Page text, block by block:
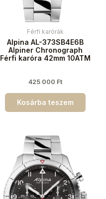
Férfi karórák
Alpina AL-373SB4E6B
Alpiner Chronograph
Férfi karóra 42mm 10ATM
425 000 Ft
Kosárba teszem